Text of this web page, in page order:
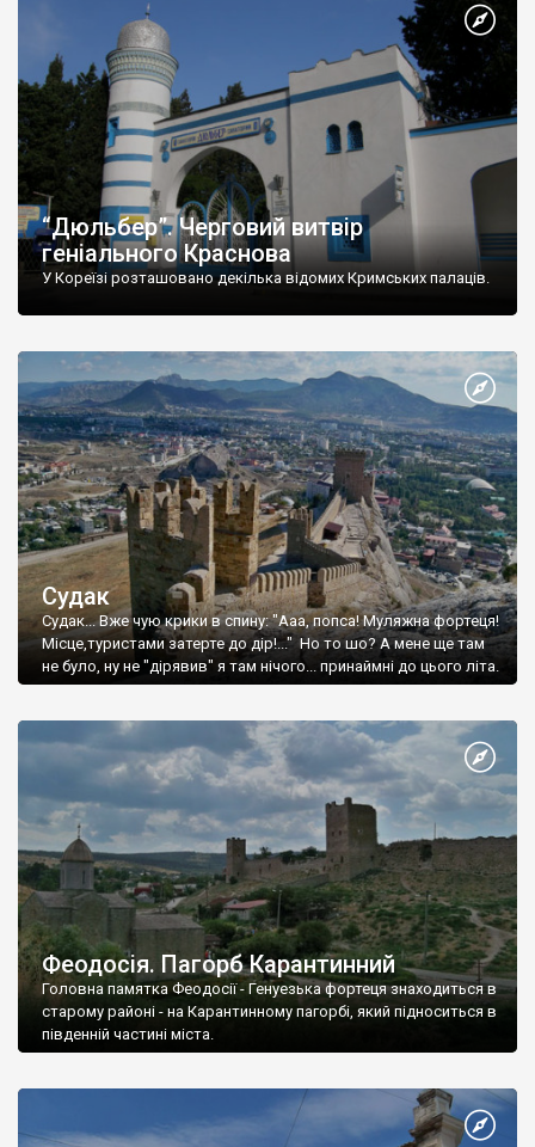
“Дюльбер”. Черговий витвір
геніального Краснова
У Кореїзі розташовано декілька відомих Кримських палаців.
Судак
Судак... Вже чую крики в спину: "Ааа, попса! Муляжна фортеця!
Місце,туристами затерте до дір!..." Но то шо? А мене ще там
не було, ну не "дірявив" я там нічого... принаймні до цього літа.
Феодосія. Пагорб Карантинний
Головна памятка Феодосії - Генуезька фортеця знаходиться в
старому районі - на Карантинному пагорбі, який підноситься в
південній частині міста.